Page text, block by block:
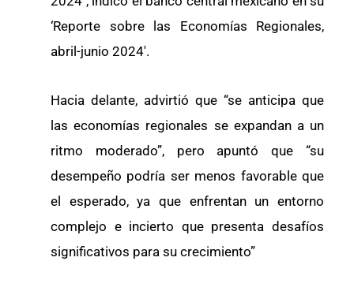
‘Reporte sobre las Economías Regionales,
abril-junio 2024′.
Hacia delante, advirtió que “se anticipa que
las economías regionales se expandan a un
ritmo moderado”, pero apuntó que “su
desempeño podría ser menos favorable que
el esperado, ya que enfrentan un entorno
complejo e incierto que presenta desafíos
significativos para su crecimiento”